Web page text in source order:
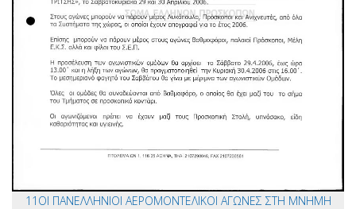
11ΟΙ ΠΑΝΕΛΛΗΝΙΟΙ ΑΕΡΟΜΟΝΤΕΛΙΚΟΙ ΑΓΩΝΕΣ ΣΤΗ ΜΝΗΜΗ